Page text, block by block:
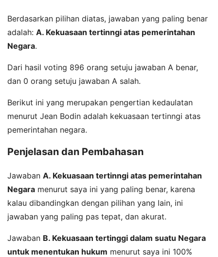
Berdasarkan pilihan diatas, jawaban yang paling benar
adalah: A. Kekuasaan tertinngi atas pemerintahan
Negara.
Dari hasil voting 896 orang setuju jawaban A benar,
dan 0 orang setuju jawaban A salah.
Berikut ini yang merupakan pengertian kedaulatan
menurut Jean Bodin adalah kekuasaan tertinngi atas
pemerintahan negara.
Penjelasan dan Pembahasan
Jawaban A. Kekuasaan tertinngi atas pemerintahan
Negara menurut saya ini yang paling benar, karena
kalau dibandingkan dengan pilihan yang lain, ini
jawaban yang paling pas tepat, dan akurat.
Jawaban B. Kekuasaan tertinggi dalam suatu Negara
untuk menentukan hukum menurut saya ini 100%